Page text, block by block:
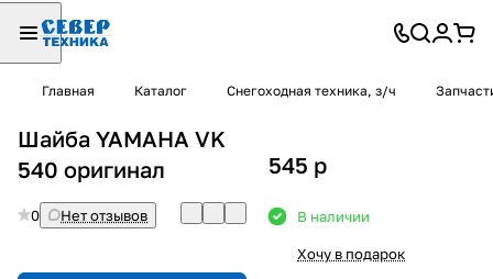
Главная Каталог Снегоходная техника, з/ч
Шайба YAMAHA VK
540 оригинал
0 Нет отзывов
545 p
В наличии
Хочу в подарок